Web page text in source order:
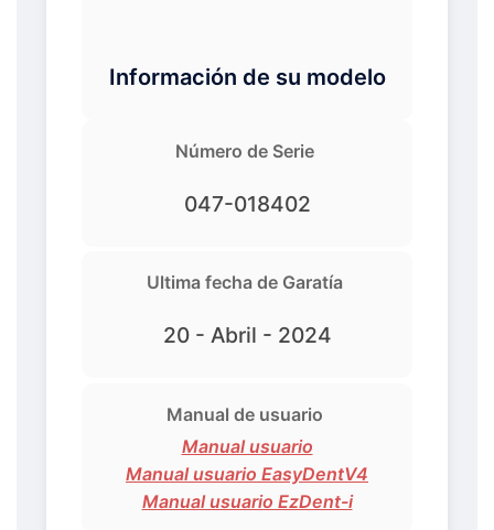
Información de su modelo
Número de Serie
047-018402
Ultima fecha de Garatía
20 - Abril - 2024
Manual de usuario
Manual usuario
Manual usuario EasyDentV4
Manual usuario EzDent-i